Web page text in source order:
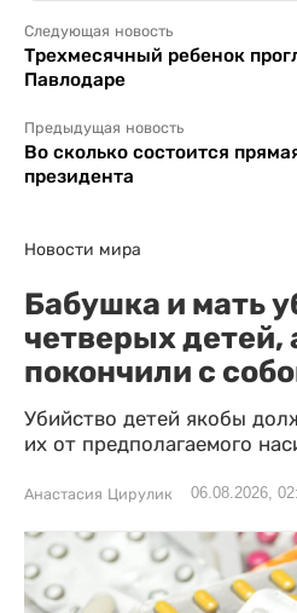
Следующая новость
Трехмесячный ребенок
Павлодаре
Предыдущая новость
Во сколько состоится
президента
Новости мира
Бабушка и мать
четверых детей,
покончили с
Убийство детей якобы
их от предполагаемого
Анастасия Цирулик 06.08.2026,